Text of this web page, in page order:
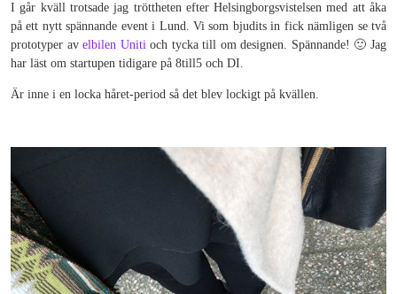
I går kväll trotsade jag tröttheten efter Helsingborgsvistelsen med att åka
på ett nytt spännande event i Lund. Vi som bjudits in fick nämligen se två
prototyper av elbilen Unitioch tycka till om designen. Spännande! 🙂 Jag
har läst om startupen tidigare på 8till5 och DI.
Är inne i en locka håret-period så det blev lockigt på kvällen.